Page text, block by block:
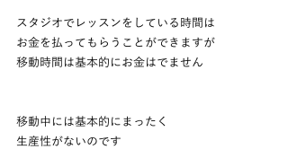
スタジオでレッスンをしている時間は
お金を払ってもらうことができますが
移動時間は基本的にお金はでません
移動中には基本的にまったく
生産性がないのです